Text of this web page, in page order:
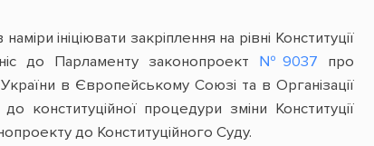
ініціювати закріплення на рівні Конституції
до Парламенту законопроект №9037 про
в Європейському Союзі та в Організації
конституційної процедури зміни Конституції
до Конституційного Суду.